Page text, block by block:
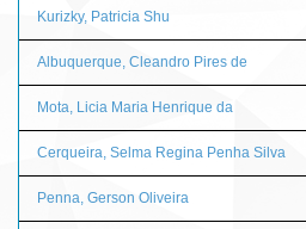
Kurizky, Patricia Shu
Albuquerque, Cleandro Pires de
Mota, Licia Maria Henrique da
Cerqueira, Selma Regina Penha Silva
Penna, Gerson Oliveira